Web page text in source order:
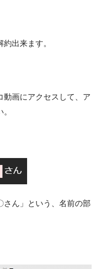
出来ます。
動画にアクセスして、ア
さん」という、名前の部